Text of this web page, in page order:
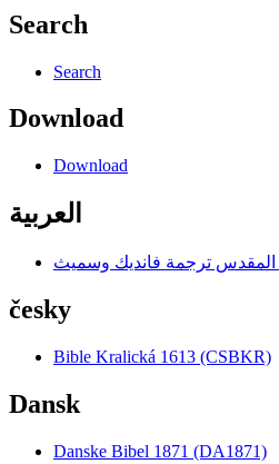
Search
Search
Download
Download
العربية
česky
Bible Kralická 1613 (CSBKR)
Dansk
Danske Bibel 1871 (DA1871)